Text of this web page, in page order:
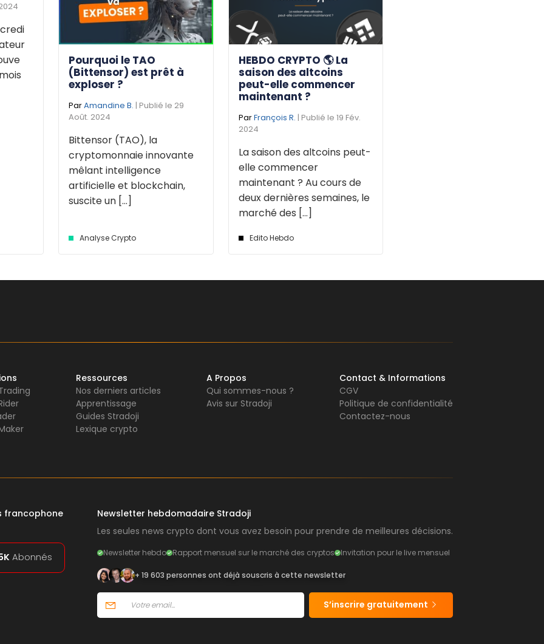
Pourquoi le TAO
(Bittensor) est prêt à
exploser ?
ParAmandine B. | Publié le 29
Août. 2024
Bittensor (TAO), la
cryptomonnaie innovante
mêlant intelligence
artificielle et blockchain,
suscite un [...]
Analyse Crypto
HEBDO CRYPTO 🌎 La
saison des altcoins
peut-elle commencer
maintenant ?
ParFrançois R. | Publié le 19 Fév.
2024
La saison des altcoins peut-
elle commencer
maintenant ? Au cours de
deux dernières semaines, le
marché des [...]
Edito Hebdo
Ressources
Nos derniers articles
Apprentissage
Guides Stradoji
Lexique crypto
A Propos
Qui sommes-nous ?
Avis sur Stradoji
Contact & Informations
CGV
Politique de confidentialité
Contactez-nous
francophone
Abonnés
Newsletter hebdomadaire Stradoji
Les seules news crypto dont vous avez besoin pour prendre de meilleures décisions.
Newsletter hebdo Rapport mensuel sur le marché des cryptos Invitation pour le live mensuel
+ 19 603 personnes ont déjà souscris à cette newsletter
S’inscrire gratuitement